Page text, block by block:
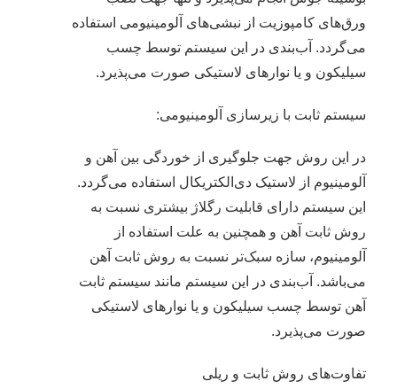
ورق‌های کامپوزیت از نبشی‌های آلومینیومی استفاده
می‌گردد. آب‌بندی در این سیستم توسط چسب
سیلیکون و یا نوارهای لاستیکی صورت می‌پذیرد.
سیستم ثابت با زیرسازی آلومینیومی:
در این روش جهت جلوگیری از خوردگی بین آهن و
آلومینیوم از لاستیک دی‌الکتریکال استفاده می‌گردد.
این سیستم دارای قابلیت رگلاژ بیشتری نسبت به
روش ثابت آهن و همچنین به علت استفاده از
آلومینیوم، سازه سبک‌تر نسبت به روش ثابت آهن
می‌باشد. آب‌بندی در این سیستم مانند سیستم ثابت
آهن توسط چسب سیلیکون و یا نوارهای لاستیکی
صورت می‌پذیرد.
تفاوت‌های روش ثابت و ریلی